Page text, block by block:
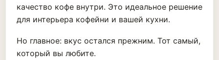
качество кофе внутри. Это идеальное решение
для интерьера кофейни и вашей кухни.
Но главное: вкус остался прежним. Тот самый,
который вы любите.